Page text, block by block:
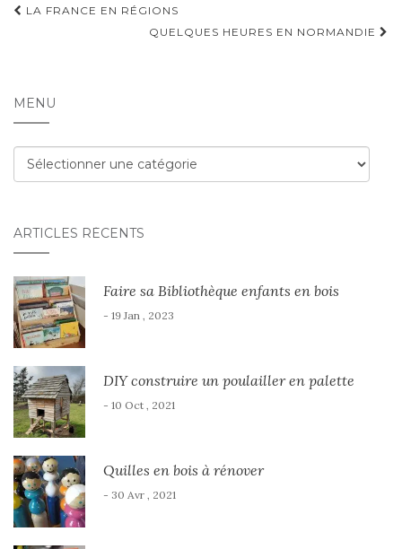
Navigation
LA FRANCE EN RÉGIONS
QUELQUES HEURES EN NORMANDIE
MENU
Menu
ARTICLES RÉCENTS
Faire sa Bibliothèque enfants en bois
- 19 Jan , 2023
DIY construire un poulailler en palette
- 10 Oct , 2021
Quilles en bois à rénover
- 30 Avr , 2021